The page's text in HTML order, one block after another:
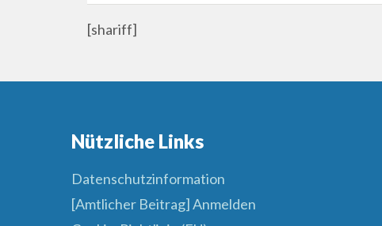
[shariff]
Nützliche Links
Datenschutzinformation
[Amtlicher Beitrag] Anmelden